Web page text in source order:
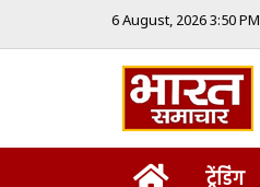
6 August, 2026 3:50 PM
Homeट्रेंडिंग